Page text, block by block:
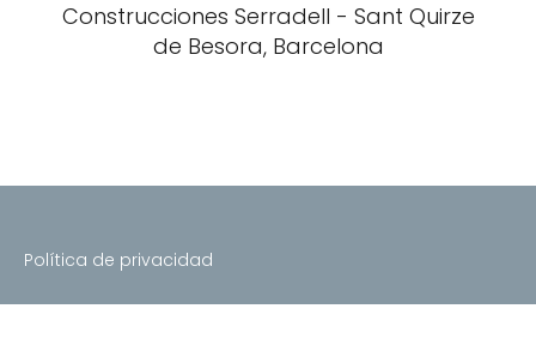
Construcciones Serradell - Sant Quirze
de Besora, Barcelona
Política de privacidad